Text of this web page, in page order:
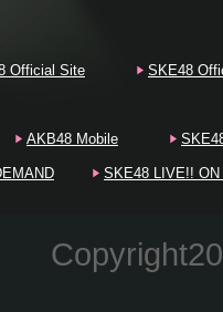
Official Site SKE48
AKB48 Mobile
SKE48 LIVE!! ON